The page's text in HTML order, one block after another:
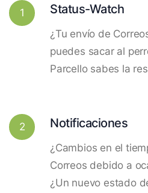
1 Status-Watch
¿Tu envío de
puedes sacar al
Parcello sabes la
2 Notificaciones
¿Cambios en el
Correos debido a
¿Un nuevo estado